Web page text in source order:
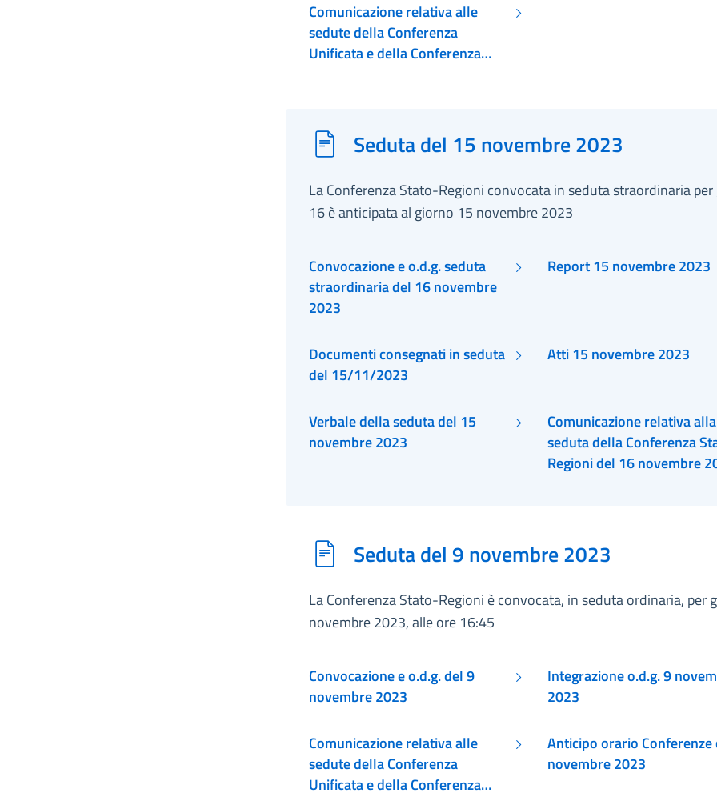
Comunicazione relativa alle
sedute della Conferenza
Unificata e della Conferenza
Seduta del 15 novembre 2023
La Conferenza Stato-Regioni convocata in seduta straordinaria
16 è anticipata al giorno 15 novembre 2023
Convocazione e o.d.g. seduta
straordinaria del 16 novembre
2023
Report 15 novembre 2023
Documenti consegnati in seduta
del 15/11/2023
Atti 15 novembre 2023
Verbale della seduta del 15
novembre 2023
Comunicazione relativa alla
seduta della Conferenza Stato-
Regioni
Seduta del 9 novembre 2023
La Conferenza Stato-Regioni è convocata, in seduta ordinaria, per
novembre 2023, alle ore 16:45
Convocazione e o.d.g. del 9
novembre 2023
Integrazione o.d.g. 9
2023
Comunicazione relativa alle
sedute della Conferenza
Unificata e della Conferenza
Anticipo orario Conferenze
novembre 2023